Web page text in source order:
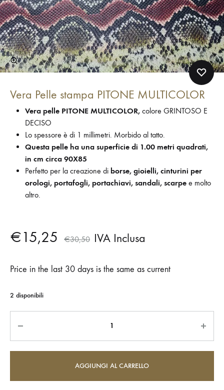
Vera Pelle stampa PITONE MULTICOLOR
Vera pelle PITONE MULTICOLOR, colore GRINTOSO E
DECISO
Lo spessore è di 1 millimetri. Morbido al tatto.
Questa pelle ha una superficie di 1.00 metri quadrati,
in cm circa 90X85
Perfetto per la creazione di borse, gioielli, cinturini per
orologi, portafogli, portachiavi, sandali, scarpe e molto
altro.
€15,25 €30,50 IVA Inclusa
Price in the last 30 days is the same as current
2 disponibili
AGGIUNGI AL CARRELLO